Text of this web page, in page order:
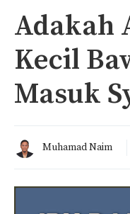
Adakah
Kecil
Masuk
Muhamad Naim